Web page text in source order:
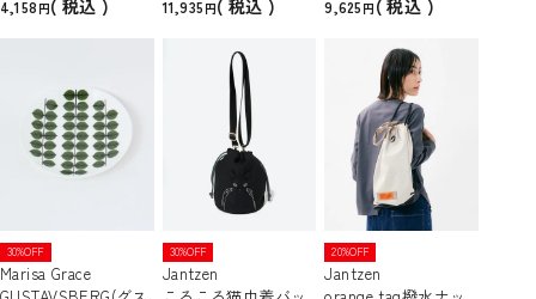
4,158
税込
11,935
税込
9,625
税込
30%OFF
Marisa Grace
30%OFF
Jantzen
20%OFF
Jantzen